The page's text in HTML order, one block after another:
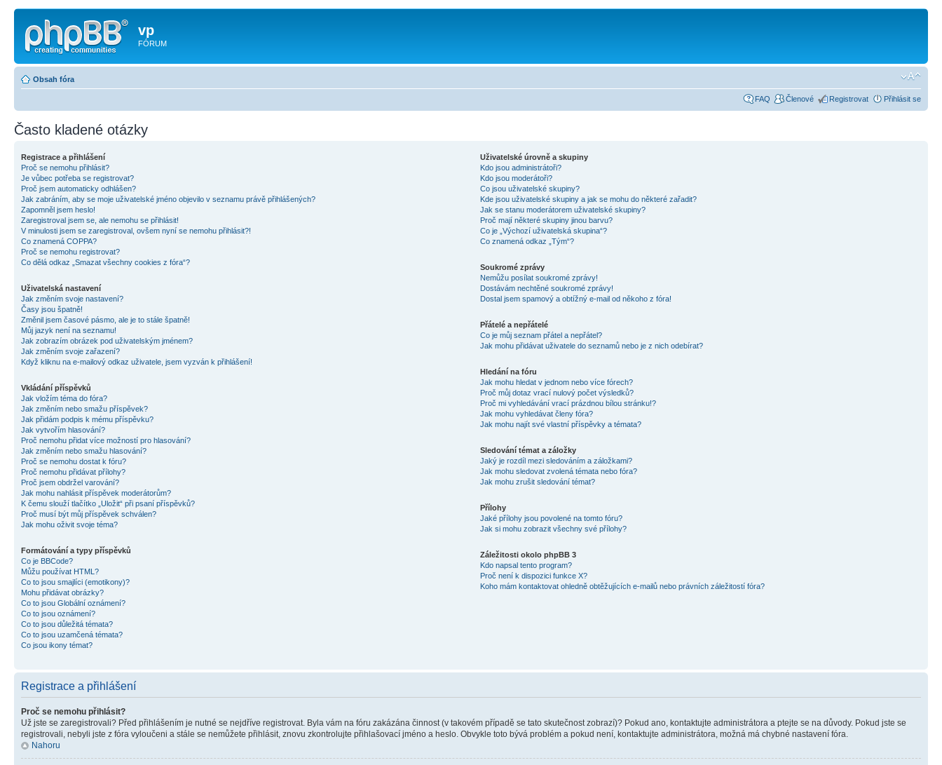
vp
FÓRUM
Obsah fóra
FAQ Členové Registrovat Přihlásit se
Často kladené otázky
Registrace a přihlášení
Proč se nemohu přihlásit?
Je vůbec potřeba se registrovat?
Proč jsem automaticky odhlášen?
Jak zabráním, aby se moje uživatelské jméno objevilo v seznamu právě přihlášených?
Zapomněl jsem heslo!
Zaregistroval jsem se, ale nemohu se přihlásit!
V minulosti jsem se zaregistroval, ovšem nyní se nemohu přihlásit?!
Co znamená COPPA?
Proč se nemohu registrovat?
Co dělá odkaz „Smazat všechny cookies z fóra“?
Uživatelská nastavení
Jak změním svoje nastavení?
Časy jsou špatně!
Změnil jsem časové pásmo, ale je to stále špatně!
Můj jazyk není na seznamu!
Jak zobrazím obrázek pod uživatelským jménem?
Jak změním svoje zařazení?
Když kliknu na e-mailový odkaz uživatele, jsem vyzván k přihlášení!
Vkládání příspěvků
Jak vložím téma do fóra?
Jak změním nebo smažu příspěvek?
Jak přidám podpis k mému příspěvku?
Jak vytvořím hlasování?
Proč nemohu přidat více možností pro hlasování?
Jak změním nebo smažu hlasování?
Proč se nemohu dostat k fóru?
Proč nemohu přidávat přílohy?
Proč jsem obdržel varování?
Jak mohu nahlásit příspěvek moderátorům?
K čemu slouží tlačítko „Uložit“ při psaní příspěvků?
Proč musí být můj příspěvek schválen?
Jak mohu oživit svoje téma?
Formátování a typy příspěvků
Co je BBCode?
Můžu používat HTML?
Co to jsou smajlíci (emotikony)?
Mohu přidávat obrázky?
Co to jsou Globální oznámení?
Co to jsou oznámení?
Co to jsou důležitá témata?
Co to jsou uzamčená témata?
Co jsou ikony témat?
Uživatelské úrovně a skupiny
Kdo jsou administrátoři?
Kdo jsou moderátoři?
Co jsou uživatelské skupiny?
Kde jsou uživatelské skupiny a jak se mohu do některé zařadit?
Jak se stanu moderátorem uživatelské skupiny?
Proč mají některé skupiny jinou barvu?
Co je „Výchozí uživatelská skupina“?
Co znamená odkaz „Tým“?
Soukromé zprávy
Nemůžu posílat soukromé zprávy!
Dostávám nechtěné soukromé zprávy!
Dostal jsem spamový a obtížný e-mail od někoho z fóra!
Přátelé a nepřátelé
Co je můj seznam přátel a nepřátel?
Jak mohu přidávat uživatele do seznamů nebo je z nich odebírat?
Hledání na fóru
Jak mohu hledat v jednom nebo více fórech?
Proč můj dotaz vrací nulový počet výsledků?
Proč mi vyhledávání vrací prázdnou bílou stránku!?
Jak mohu vyhledávat členy fóra?
Jak mohu najít své vlastní příspěvky a témata?
Sledování témat a záložky
Jaký je rozdíl mezi sledováním a záložkami?
Jak mohu sledovat zvolená témata nebo fóra?
Jak mohu zrušit sledování témat?
Přílohy
Jaké přílohy jsou povolené na tomto fóru?
Jak si mohu zobrazit všechny své přílohy?
Záležitosti okolo phpBB 3
Kdo napsal tento program?
Proč není k dispozici funkce X?
Koho mám kontaktovat ohledně obtěžujících e-mailů nebo právních záležitostí fóra?
Registrace a přihlášení
Proč se nemohu přihlásit?
Už jste se zaregistrovali? Před přihlášením je nutné se nejdříve registrovat. Byla vám na fóru zakázána činnost (v takovém případě se tato skutečnost zobrazí)? Pokud ano, kontaktujte administrátora a ptejte se na důvody. Pokud jste se
registrovali, nebyli jste z fóra vyloučeni a stále se nemůžete přihlásit, znovu zkontrolujte přihlašovací jméno a heslo. Obvykle toto bývá problém a pokud není, kontaktujte administrátora, možná má chybné nastavení fóra.
Nahoru